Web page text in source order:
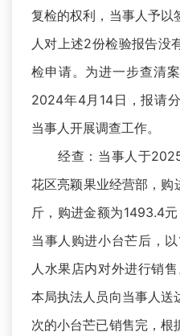
复检的权利，当事人予以
人对上述2份检验报告没
检申请。为进一步查清
2024年4月14日，报请
当事人开展调查工作。
经查：当事人于2025
花区亮颖果业经营部，
斤，购进金额为1493.4
当事人购进小台芒后，
人水果店内对外进行销
本局执法人员向当事人送
次的小台芒已销售完，根